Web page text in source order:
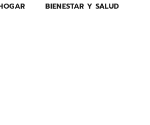
BIENESTAR Y SALUD